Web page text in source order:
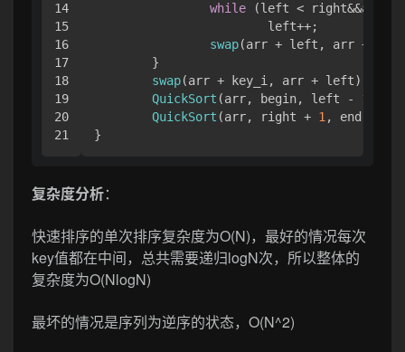
14
15
16
17
18
19
20
while (left <
swap(arr + left, arr +
swap(arr + key_i, arr + left);
QuickSort (arr, begin, left - 1
QuickSort (arr, right + 1, end);
}
复杂度分析：
快速排序的单次排序复杂度为O(N)，最好的情况每次
key值都在中间，总共需要递归logN次，所以整体的
复杂度为O(NlogN)
最坏的情况是序列为逆序的状态，O(N^2)